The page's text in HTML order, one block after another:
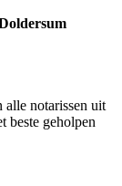
notarissen uit
beste geholpen